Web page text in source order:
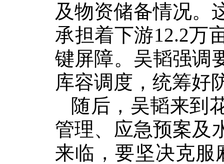
及物资储备情况。
承担着下游12.2万
键屏障。吴韬强调
库容调度，统筹好
随后，吴韬来到
管理、应急预案及
来临，要坚决克服